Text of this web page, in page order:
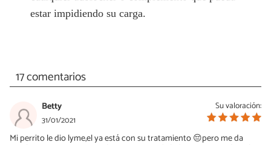
estar impidiendo su carga.
17 comentarios
Su valoración:
Betty
31/01/2021
Mi perrito le dio lyme,el ya está con su tratamiento 😔pero me da